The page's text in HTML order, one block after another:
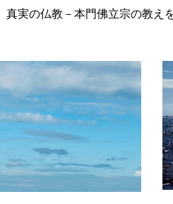
真実の仏教－本門佛立宗の教え